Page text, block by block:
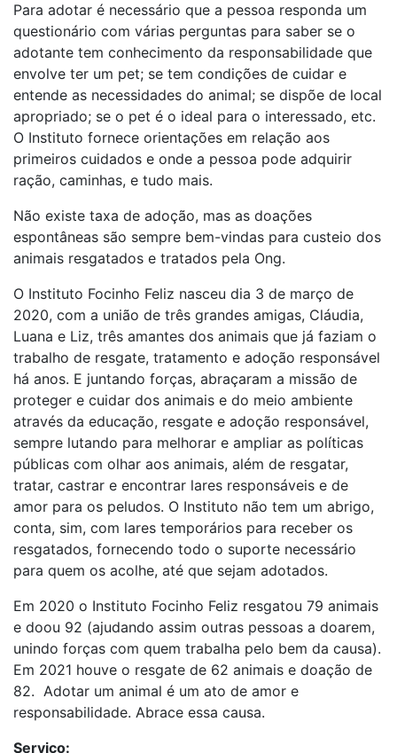
Para adotar é necessário que a pessoa responda um
questionário com várias perguntas para saber se o
adotante tem conhecimento da responsabilidade que
envolve ter um pet; se tem condições de cuidar e
entende as necessidades do animal; se dispõe de local
apropriado; se o pet é o ideal para o interessado, etc.
O Instituto fornece orientações em relação aos
primeiros cuidados e onde a pessoa pode adquirir
ração, caminhas, e tudo mais.
Não existe taxa de adoção, mas as doações
espontâneas são sempre bem-vindas para custeio dos
animais resgatados e tratados pela Ong.
O Instituto Focinho Feliz nasceu dia 3 de março de
2020, com a união de três grandes amigas, Cláudia,
Luana e Liz, três amantes dos animais que já faziam o
trabalho de resgate, tratamento e adoção responsável
há anos. E juntando forças, abraçaram a missão de
proteger e cuidar dos animais e do meio ambiente
através da educação, resgate e adoção responsável,
sempre lutando para melhorar e ampliar as políticas
públicas com olhar aos animais, além de resgatar,
tratar, castrar e encontrar lares responsáveis e de
amor para os peludos. O Instituto não tem um abrigo,
conta, sim, com lares temporários para receber os
resgatados, fornecendo todo o suporte necessário
para quem os acolhe, até que sejam adotados.
Em 2020 o Instituto Focinho Feliz resgatou 79 animais
e doou 92 (ajudando assim outras pessoas a doarem,
unindo forças com quem trabalha pelo bem da causa).
Em 2021 houve o resgate de 62 animais e doação de
82. Adotar um animal é um ato de amor e
responsabilidade. Abrace essa causa.
Serviço: